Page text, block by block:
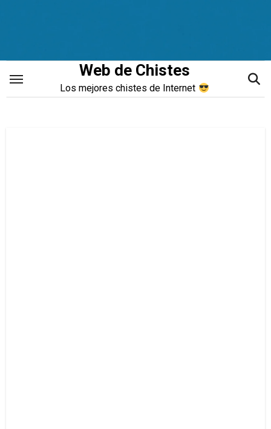
Web de Chistes
Los mejores chistes de Internet